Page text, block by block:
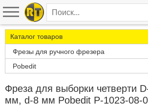
Каталог товаров
Фрезы для ручного фрезера
Pobedit
Фреза для выборки четверти
мм, d-8 мм Pobedit P-1023-08-